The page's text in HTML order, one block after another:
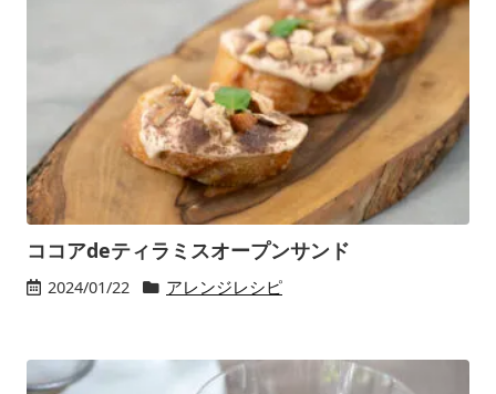
ココアdeティラミスオープンサンド
2024/01/22 アレンジレシピ